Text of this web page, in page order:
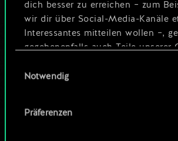
dich besser zu erreichen – zum
wir dir über Social-Media-Kanäle
Interessantes mitteilen wollen –,
gegebenenfalls auch Teile unserer
Cookies erfordert allerdings deine
Alle Details zu unserer Nutzung
findest du unten im Menü
Notwendig
Präferenzen
Deck bearbeiten
ODER
Community-Decks